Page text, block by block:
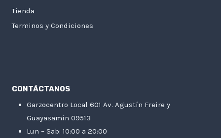
Tienda
Terminos y Condiciones
CONTÁCTANOS
Garzocentro Local 601 Av. Agustín Freire y
Guayasamin 09513
Lun – Sab: 10:00 a 20:00